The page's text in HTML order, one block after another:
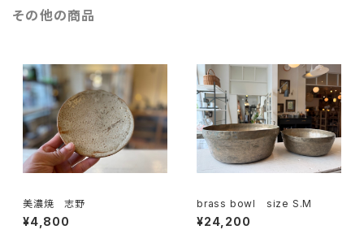
その他の商品
美濃焼 志野
¥4,800
brass bowl size S.M
¥24,200